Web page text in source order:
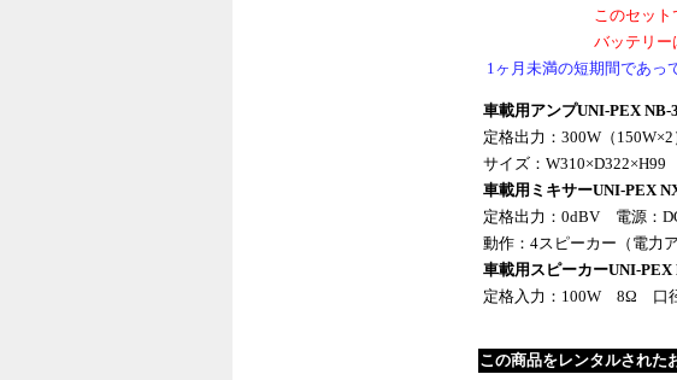
このセット
バッテリー
1ヶ月未満の短期間であっ
車載用アンプUNI-PEX NB-
定格出力：300W（
サイズ：
車載用ミキサーUNI-PEX
定格出力：0dBV 電源：
動作：4スピーカー（電力
車載用スピーカーUNI-PEX
定格入力：100W 8Ω 口
この商品をレンタルされた